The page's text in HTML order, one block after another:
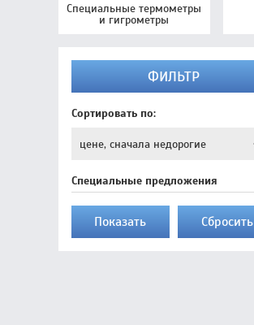
Специальные термометры
и гигрометры
ФИЛЬТР
Сортировать по:
Специальные предложения
Показать Cбросить